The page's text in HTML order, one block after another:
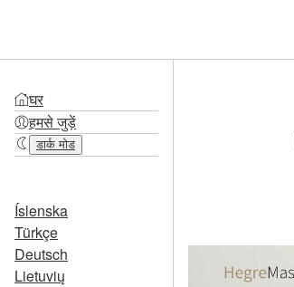
घर
हमसे जुड़ें
डार्क मोड
Íslenska
Türkçe
Deutsch
Lietuvių